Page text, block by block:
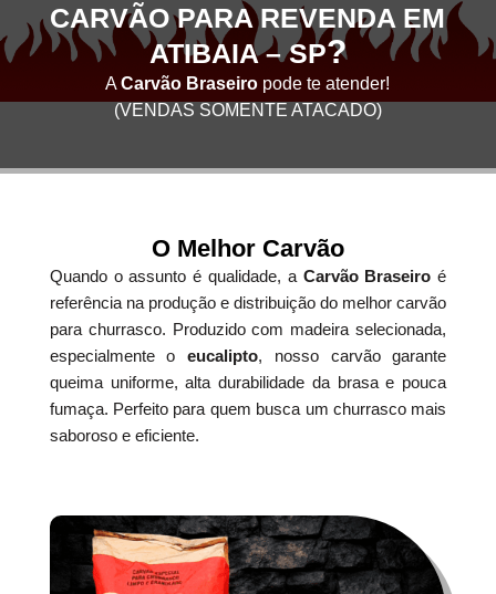
CARVÃO PARA REVENDA EM
ATIBAIA – SP?
ACarvão Braseiro pode te atender!
(VENDAS SOMENTE ATACADO)
O Melhor Carvão
Quando o assunto é qualidade, a Carvão Braseiro é
referência na produção e distribuição do melhor carvão
para churrasco. Produzido com madeira selecionada,
especialmente oeucalipto, nosso carvão garante
queima uniforme, alta durabilidade da brasa e pouca
fumaça. Perfeito para quem busca um churrasco mais
saboroso e eficiente.